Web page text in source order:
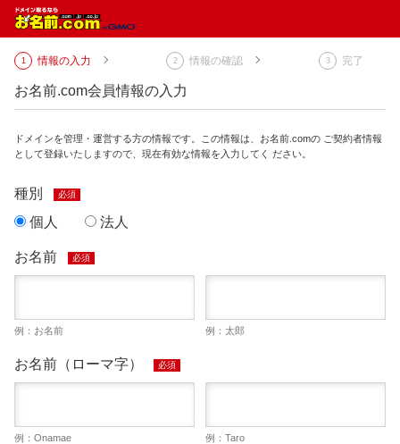
情報の入力 情報の確認 完了
お名前.com会員情報の入力
ドメインを管理・運営する方の情報です。この情報は、お名前.comの ご契約者情報
として登録いたしますので、現在有効な情報を入力してく ださい。
種別 必須
個人 法人
お名前 必須
例：お名前 例：太郎
お名前（ローマ字） 必須
例：Onamae 例：Taro